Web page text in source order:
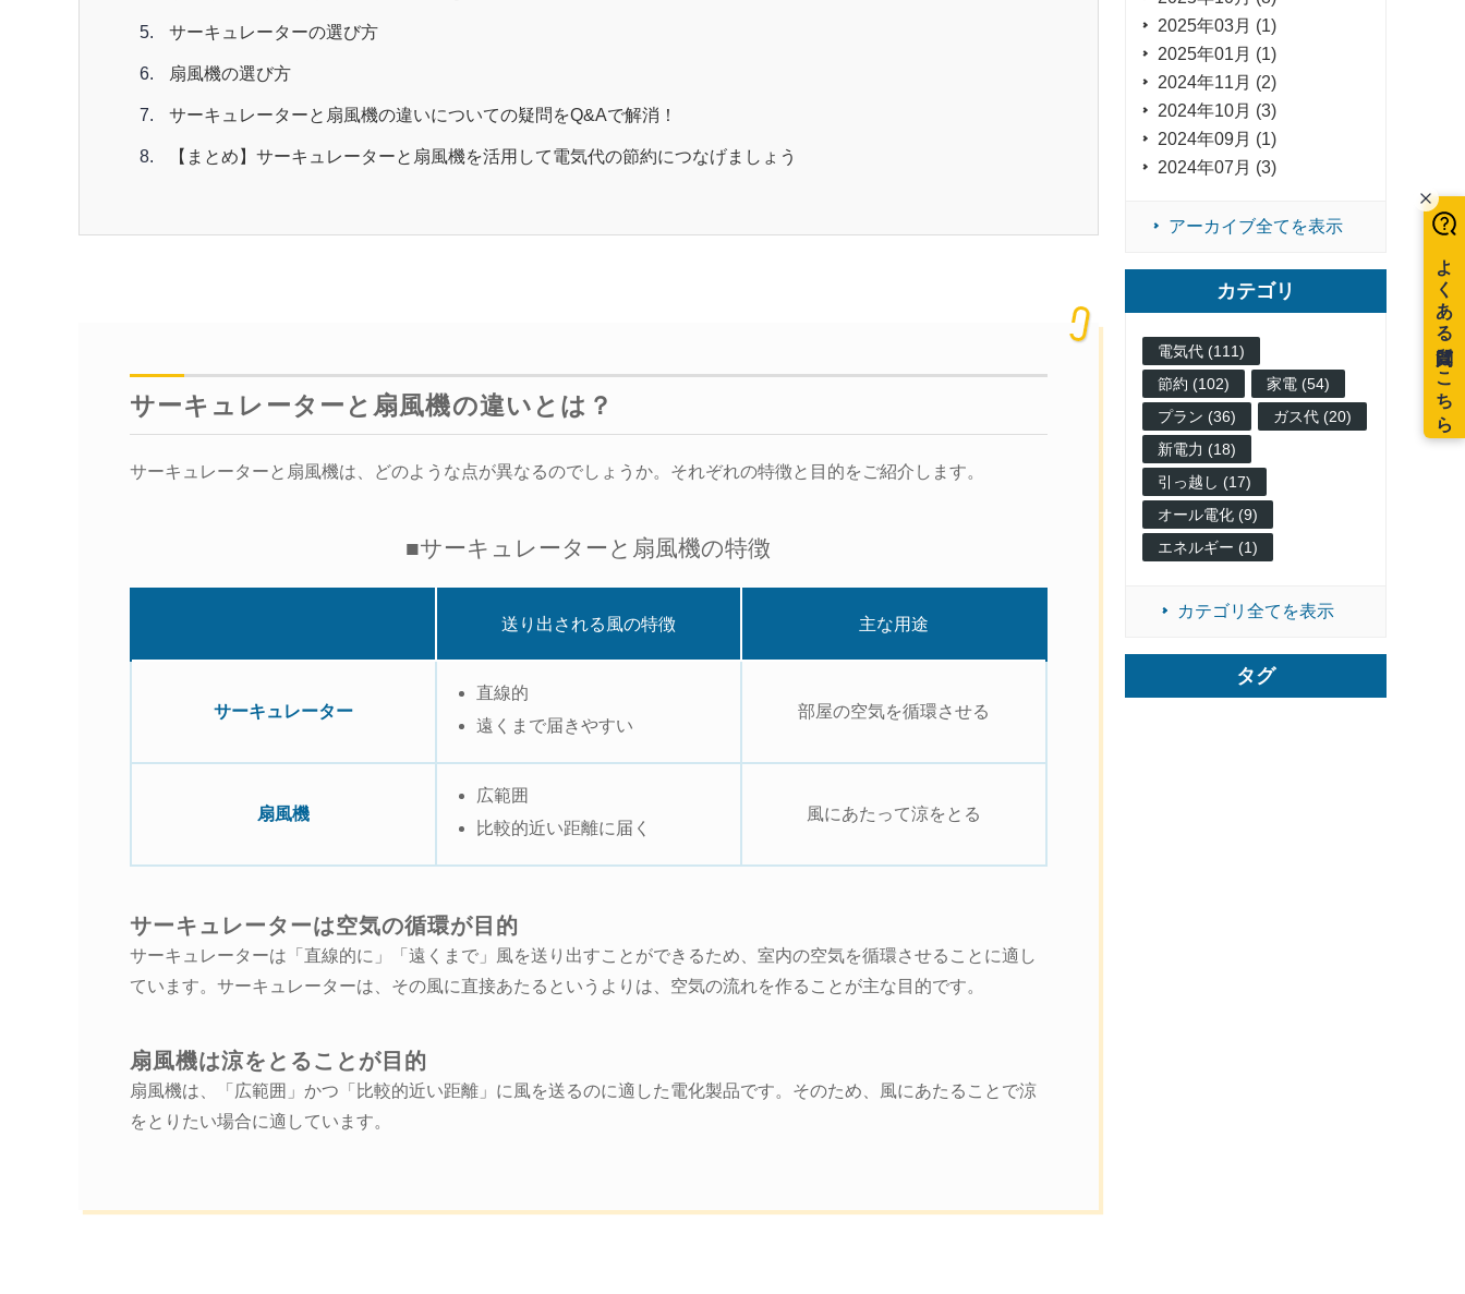
サーキュレーターの選び方
扇風機の選び方
サーキュレーターと扇風機の違いについての疑問をQ&Aで解消！
【まとめ】サーキュレーターと扇風機を活用して電気代の節約につなげましょう
サーキュレーターと扇風機の違いとは？
サーキュレーターと扇風機は、どのような点が異なるのでしょうか。それぞれの特徴と目的をご紹介します。
■サーキュレーターと扇風機の特徴
送り出される風の特徴 主な用途
サーキュレーター
直線的
遠くまで届きやすい
部屋の空気を循環させる
扇風機
広範囲
比較的近い距離に届く
風にあたって涼をとる
サーキュレーターは空気の循環が目的
サーキュレーターは「直線的に」「遠くまで」風を送り出すことができるため、室内の空気を循環させることに適し
ています。サーキュレーターは、その風に直接あたるというよりは、空気の流れを作ることが主な目的です。
扇風機は涼をとることが目的
扇風機は、「広範囲」かつ「比較的近い距離」に風を送るのに適した電化製品です。そのため、風にあたることで涼
をとりたい場合に適しています。
2025年03月 (1)
2025年01月 (1)
2024年11月 (2)
2024年10月 (3)
2024年09月 (1)
2024年07月 (3)
アーカイブ全てを表示
カテゴリ
電気代 (111)
節約 (102)
家電 (54)
プラン (36)
ガス代 (20)
新電力 (18)
引っ越し (17)
オール電化 (9)
エネルギー (1)
カテゴリ全てを表示
タグ